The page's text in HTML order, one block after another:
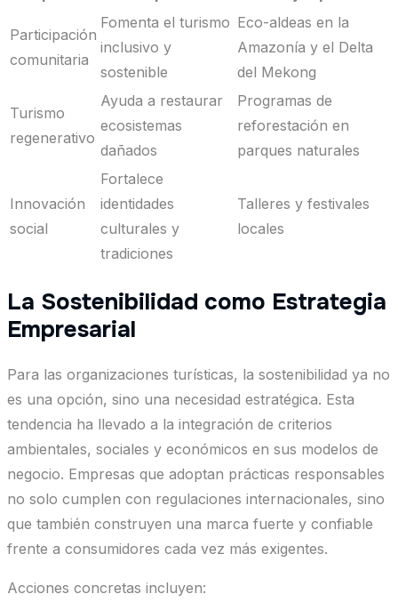
Participación
comunitaria
Fomenta el turismo
inclusivo y
sostenible
Eco-aldeas en la
Amazonía y el Delta
del Mekong
Turismo
regenerativo
Ayuda a restaurar
ecosistemas
dañados
Programas de
reforestación en
parques naturales
Innovación
social
Fortalece
identidades
culturales y
tradiciones
Talleres y festivales
locales
La Sostenibilidad como Estrategia
Empresarial
Para las organizaciones turísticas, la sostenibilidad ya no
es una opción, sino una necesidad estratégica. Esta
tendencia ha llevado a la integración de criterios
ambientales, sociales y económicos en sus modelos de
negocio. Empresas que adoptan prácticas responsables
no solo cumplen con regulaciones internacionales, sino
que también construyen una marca fuerte y confiable
frente a consumidores cada vez más exigentes.
Acciones concretas incluyen: